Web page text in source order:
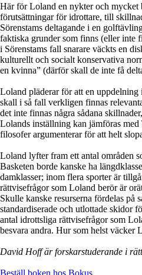
Här för Loland en nykter och mycket
förutsättningar för idrottare, till
Sörenstams deltagande i en
faktiska grunder som finns (eller inte
i Sörenstams fall snarare väckts en
kulturellt och socialt konservativa
en kvinna” (därför skall de inte få
Loland pläderar för att en
skall i så fall verkligen finnas
det inte finnas några sådana
Lolands inställning kan jämföras
filosofer argumenterar för att helt
Loland lyfter fram ett antal områden
Basketen borde kanske ha
damklasser; inom flera sporter är
rättvisefrågor som Loland berör är
Skulle kanske resurserna fördelas på
standardiserade och utlottade skidor
antal idrottsliga rättvisefrågor som
besvara andra. Hur som helst väcker
David Hoff är forskarstuderande i
Beställ boken hos Bokus